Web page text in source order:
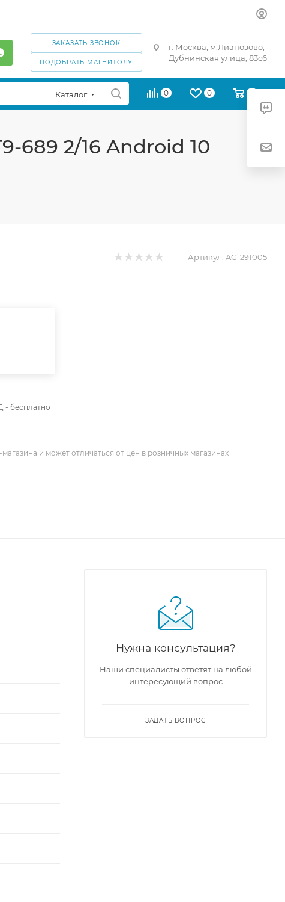
ЗАКАЗАТЬ ЗВОНОК
ПОДОБРАТЬ МАГНИТОЛУ
г. Москва, м.Лианозово,
Дубнинская улица, 83с6
Каталог 0 0
689 2/16 Android 10
Артикул: AG-291005
- бесплатно
и может отличаться от цен в розничных магазинах
Нужна консультация?
Наши специалисты ответят на любой
интересующий вопрос
ЗАДАТЬ ВОПРОС